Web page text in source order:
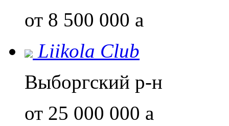
от 8 500 000 a
Liikola Club
Выборгский р-н
от 25 000 000 a